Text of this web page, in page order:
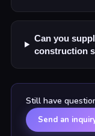
Can you
construction
Still have
Send an